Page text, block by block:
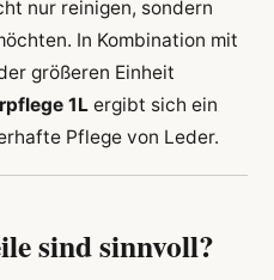
nur reinigen, sondern
In Kombination mit
größeren Einheit
1Lergibt sich ein
Pflege von Leder.
sind sinnvoll?